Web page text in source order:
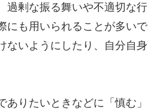
過剰な振る舞いや不適切な行
にも用いられることが多いで
ないようにしたり、自分自身
りたいときなどに「慎む」